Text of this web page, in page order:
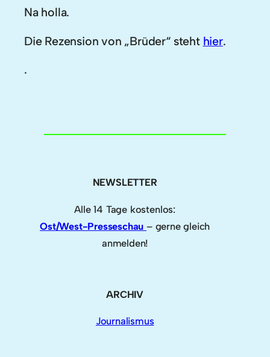
Na holla.
Die Rezension von „Brüder“ steht hier.
.
NEWSLETTER
Alle 14 Tage kostenlos:
Ost/West-Presseschau – gerne gleich
anmelden!
ARCHIV
Journalismus